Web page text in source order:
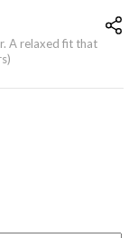
A relaxed fit that